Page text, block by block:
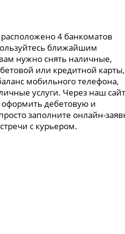
4 банкоматов
ближайшим
нужно снять наличные,
или кредитной
мобильного телефона,
услуги. Через наш
дебетовую и
заполните онлайн-
с курьером.